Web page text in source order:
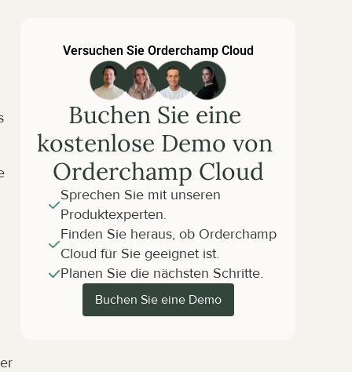
Versuchen Sie Orderchamp Cloud
Buchen Sie eine
kostenlose Demo von
Orderchamp Cloud
Sprechen Sie mit unseren
Produktexperten.
Finden Sie heraus, ob Orderchamp
Cloud für Sie geeignet ist.
Planen Sie die nächsten Schritte.
Buchen Sie eine Demo